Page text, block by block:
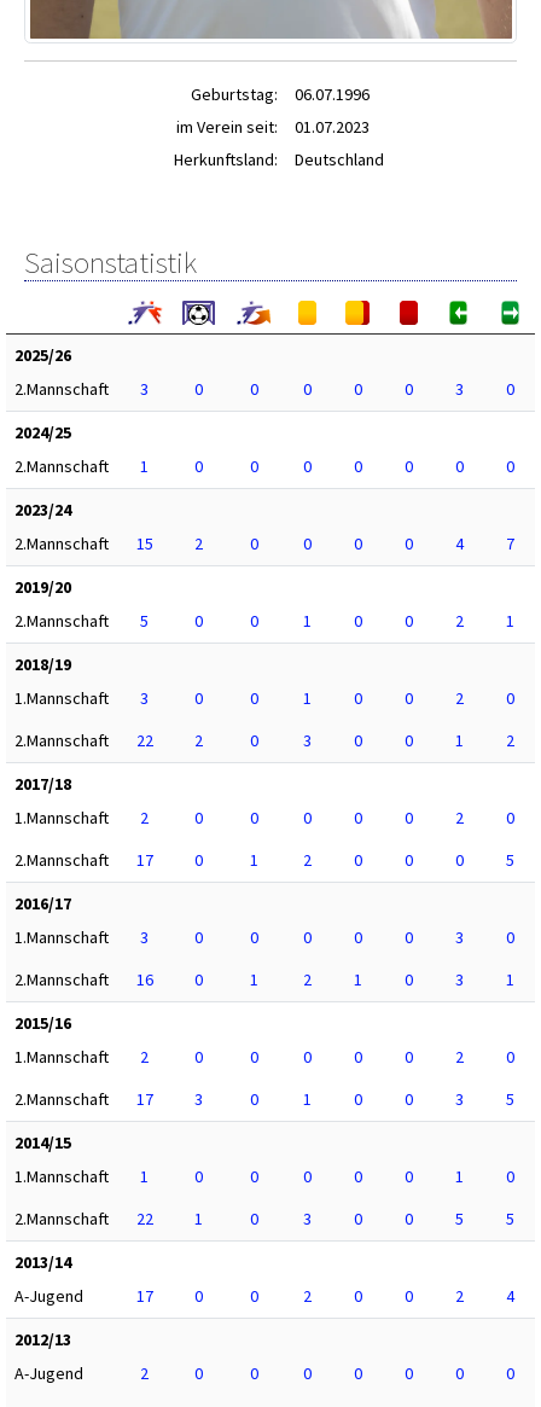
Geburtstag:
06.07.1996
im Verein seit:
01.07.2023
Herkunftsland:
Deutschland
Saisonstatistik
2025/26
2.Mannschaft
3 0 0 0 0 0 3
0
2024/25
2.Mannschaft
1 0 0 0 0 0 0
0
2023/24
2.Mannschaft
15 2 0 0 0 0 4
7
2019/20
2.Mannschaft
5 0 0 1 0 0 2
1
2018/19
1.Mannschaft
3 0 0 1 0 0 2
0
2.Mannschaft
22 2 0 3 0 0 1
2
2017/18
1.Mannschaft
2 0 0 0 0 0 2
0
2.Mannschaft
17 0 1 2 0 0 0
5
2016/17
1.Mannschaft
3 0 0 0 0 0 3
0
2.Mannschaft
16 0 1 2 1 0 3
1
2015/16
1.Mannschaft
2 0 0 0 0 0 2
0
2.Mannschaft
17 3 0 1 0 0 3
5
2014/15
1.Mannschaft
1 0 0 0 0 0 1
0
2.Mannschaft
22 1 0 3 0 0 5
5
2013/14
A-Jugend
17 0 0 2 0 0 2
4
2012/13
A-Jugend
2 0 0 0 0 0 0
0